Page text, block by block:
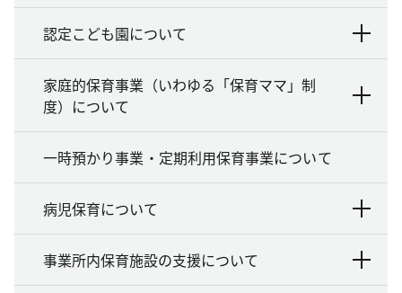
認定こども園について
家庭的保育事業（いわゆる「保育ママ」制
度）について
一時預かり事業・定期利用保育事業について
病児保育について
事業所内保育施設の支援について